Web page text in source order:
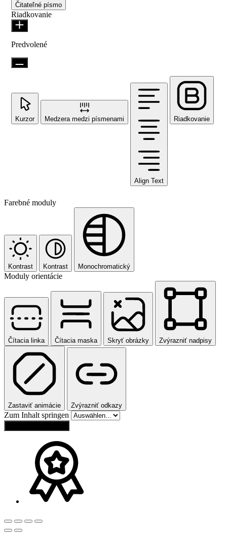
Čitateľné písmo
Riadkovanie
Predvolené
Kurzor Medzera medzi písmenami
Align Text
Riadkovanie
Farebné moduly
Kontrast Kontrast Monochromatický
Moduly orientácie
Čítacia linka Čítacia maska Skryť obrázky Zvýrazniť nadpisy
Zastaviť animácie Zvýrazniť odkazy
Zum Inhalt springen